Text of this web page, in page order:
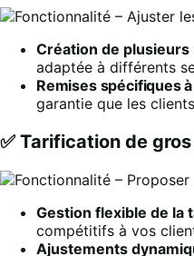
Création de
adaptée à différents
Remises spécifiques
garantie que les
✅ Tarification de gros
Gestion flexible de la
compétitifs à vos
Ajustements